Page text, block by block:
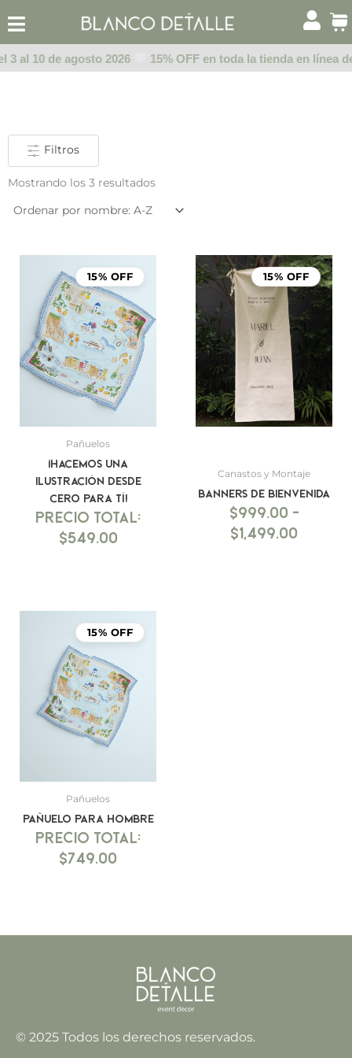
al
contenido
3 al 10 de agosto 2026 15% OFF en toda la tienda en línea
Filtros
Mostrando los 3 resultados
15% OFF
Pañuelos
¡Hacemos una
ilustración desde
cero para tí!
$549.00
15% OFF
Canastos y Montaje
BANNERS DE BIENVENIDA
$999.00 -
$1,499.00
Rango
de
desde
hasta
15% OFF
Pañuelos
Pañuelo para hombre
$749.00
© 2025 Todos los derechos reservados.